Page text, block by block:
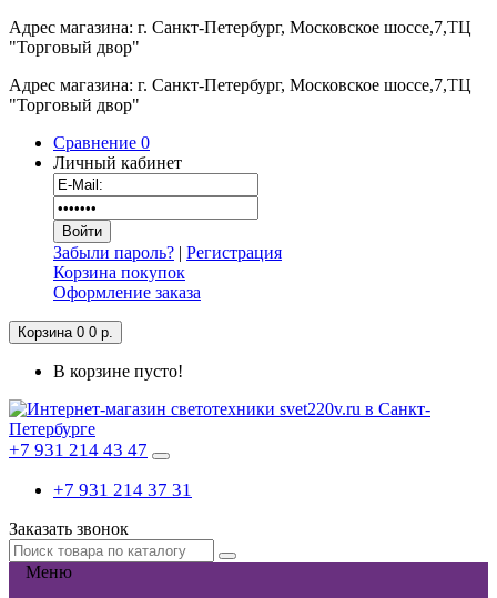
Адрес магазина: г. Санкт-Петербург, Московское шоссе,7,ТЦ
"Торговый двор"
Адрес магазина: г. Санкт-Петербург, Московское шоссе,7,ТЦ
"Торговый двор"
Сравнение 0
Личный кабинет
Забыли пароль? | Регистрация
Корзина покупок
Оформление заказа
Корзина 0 0 р.
В корзине пусто!
+7 931 214 43 47
+7 931 214 37 31
Заказать звонок
Меню